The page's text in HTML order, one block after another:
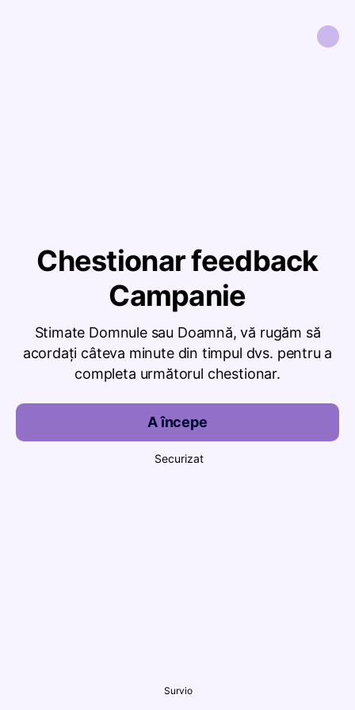
Chestionar feedback
Campanie
Stimate Domnule sau Doamnă, vă rugăm să
acordați câteva minute din timpul dvs. pentru a
completa următorul chestionar.
A începe
Securizat
Survio